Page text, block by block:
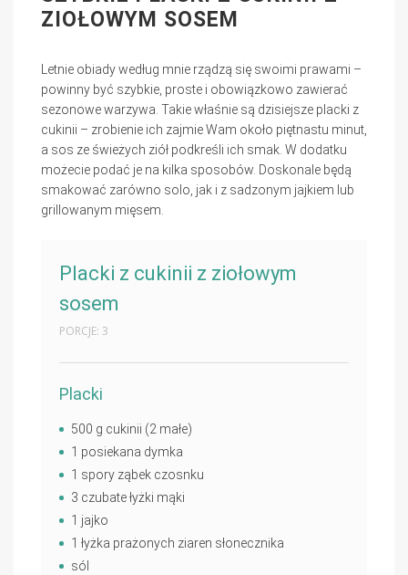
ZIOŁOWYM SOSEM
Letnie obiady według mnie rządzą się swoimi prawami –
powinny być szybkie, proste i obowiązkowo zawierać
sezonowe warzywa. Takie właśnie są dzisiejsze placki z
cukinii – zrobienie ich zajmie Wam około piętnastu minut,
a sos ze świeżych ziół podkreśli ich smak. W dodatku
możecie podać je na kilka sposobów. Doskonale będą
smakować zarówno solo, jak i z sadzonym jajkiem lub
grillowanym mięsem.
Placki z cukinii z ziołowym
sosem
PORCJE: 3
Placki
500 g cukinii (2 małe)
1 posiekana dymka
1 spory ząbek czosnku
3 czubate łyżki mąki
1 jajko
1 łyżka prażonych ziaren słonecznika
sól